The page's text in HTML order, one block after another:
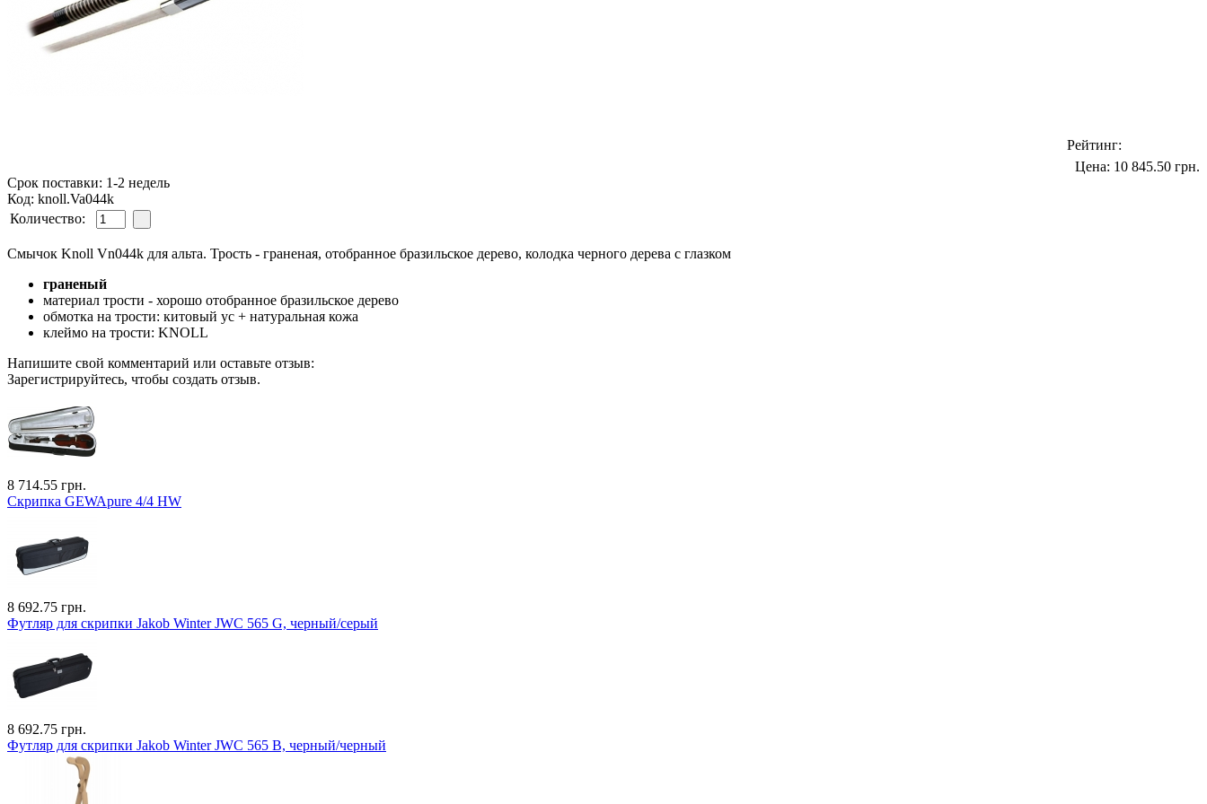
Рейтинг:
Цена: 10 845.50 грн.
Срок поставки: 1-2 недель
Код: knoll.Va044k
Количество:
Cмычок Knoll Vn044k для альта. Трость - граненая, отобранное бразильское дерево, колодка черного дерева с глазком
граненый
материал трости - хорошо отобранное бразильское дерево
обмотка на трости: китовый ус + натуральная кожа
клеймо на трости: KNOLL
Напишите свой комментарий или оставьте отзыв:
Зарегистрируйтесь, чтобы создать отзыв.
8 714.55 грн.
Скрипка GEWApure 4/4 HW
8 692.75 грн.
Футляр для скрипки Jakob Winter JWC 565 G, черный/серый
8 692.75 грн.
Футляр для скрипки Jakob Winter JWC 565 B, черный/черный